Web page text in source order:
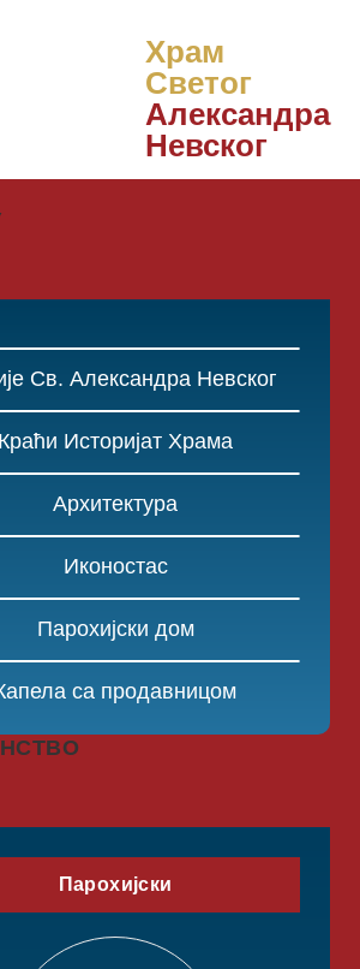
Храм
Светог
Александра
Невског
Св. Александра Невског
Краћи Историјат Храма
Архитектура
Иконостас
Парохијски дом
са продавницом
Парохијски